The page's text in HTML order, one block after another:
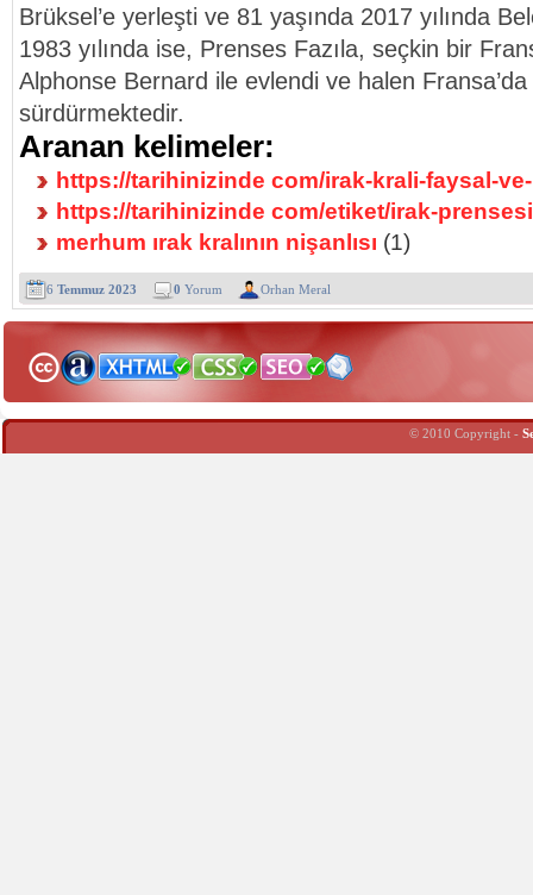
Brüksel’e yerleşti ve 81 yaşında 2017 yılında
1983 yılında ise, Prenses Fazıla, seçkin bir
Alphonse Bernard ile evlendi ve halen Fransa’da
sürdürmektedir.
Aranan kelimeler:
https://tarihinizinde com/irak-krali-faysal-
https://tarihinizinde com/etiket/irak-
merhum ırak kralının nişanlısı (1)
6 Temmuz 2023 0 Yorum Orhan Meral
© 2010 Copyright -